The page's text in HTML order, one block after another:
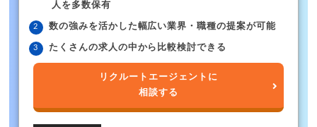
人を多数保有
数の強みを活かした幅広い業界・職種の提案が可能
たくさんの求人の中から比較検討できる
リクルートエージェントに
相談する